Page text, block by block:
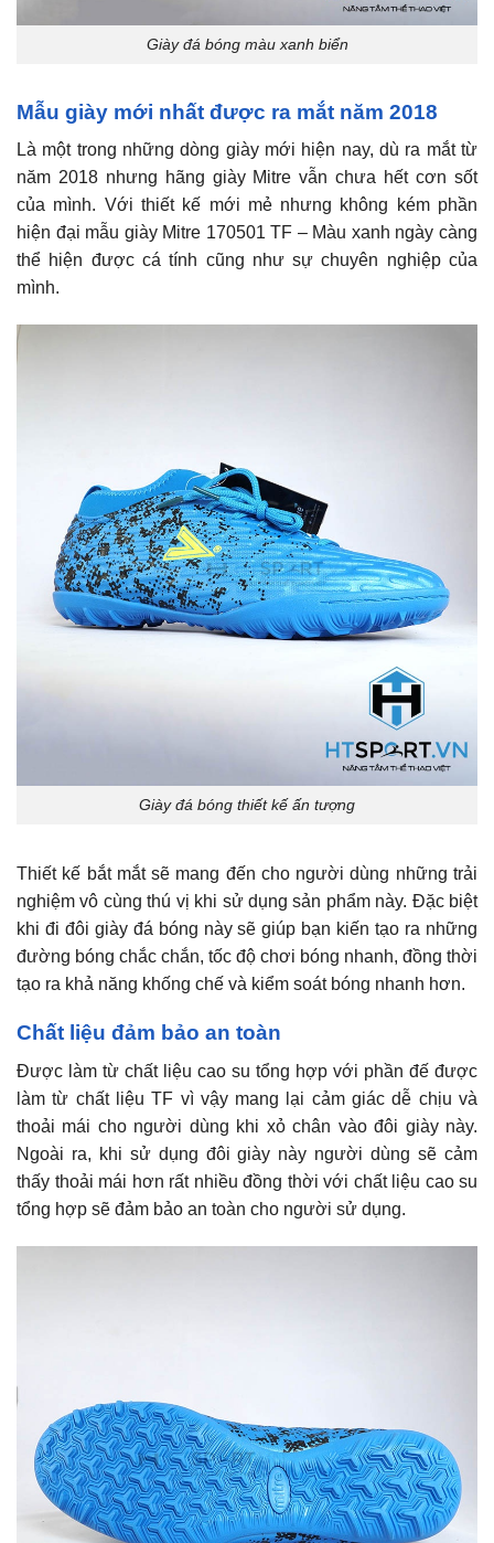
Giày đá bóng màu xanh biển
Mẫu giày mới nhất được ra mắt năm 2018
Là một trong những dòng giày mới hiện nay, dù ra mắt từ
năm 2018 nhưng hãng giày Mitre vẫn chưa hết cơn sốt
của mình. Với thiết kế mới mẻ nhưng không kém phần
hiện đại mẫu giày Mitre 170501 TF – Màu xanh ngày càng
thể hiện được cá tính cũng như sự chuyên nghiệp của
mình.
Giày đá bóng thiết kế ấn tượng
Thiết kế bắt mắt sẽ mang đến cho người dùng những trải
nghiệm vô cùng thú vị khi sử dụng sản phẩm này. Đặc biệt
khi đi đôi giày đá bóng này sẽ giúp bạn kiến tạo ra những
đường bóng chắc chắn, tốc độ chơi bóng nhanh, đồng thời
tạo ra khả năng khống chế và kiểm soát bóng nhanh hơn.
Chất liệu đảm bảo an toàn
Được làm từ chất liệu cao su tổng hợp với phần đế được
làm từ chất liệu TF vì vậy mang lại cảm giác dễ chịu và
thoải mái cho người dùng khi xỏ chân vào đôi giày này.
Ngoài ra, khi sử dụng đôi giày này người dùng sẽ cảm
thấy thoải mái hơn rất nhiều đồng thời với chất liệu cao su
tổng hợp sẽ đảm bảo an toàn cho người sử dụng.